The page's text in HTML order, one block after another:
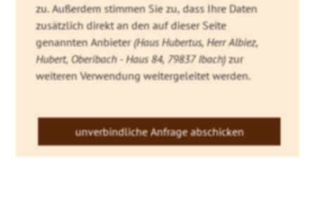
zu. Außerdem stimmen Sie zu, dass Ihre Daten
zusätzlich direkt an den auf dieser Seite
genannten Anbieter(Haus Hubertus, Herr Albiez,
Hubert, Oberibach - Haus 84, 79837 Ibach)zur
weiteren Verwendung weitergeleitet werden.